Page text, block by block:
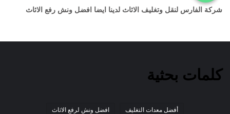
شركة الفارس لنقل وتغليف الاثاث لدينا ايضا افضل ونش رفع الاثاث
كلمات بحثية
أفضل معدات التغليف افضل ونش لرفع الاثاث